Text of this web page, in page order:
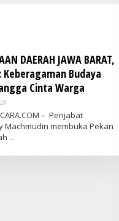
DAERAH JAWA BARAT,
Keberagaman Budaya
Cinta Warga
O
L
E
H
A
M
– Penjabat
Machmudin membuka Pekan